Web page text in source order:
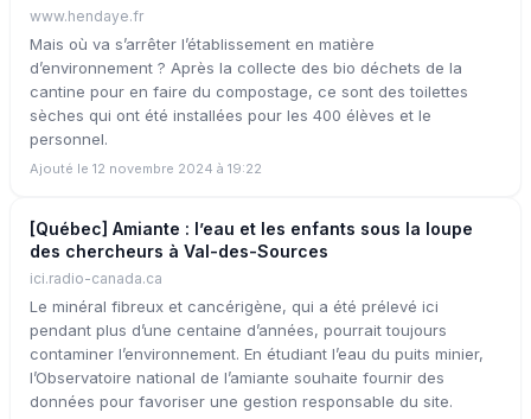
www.hendaye.fr
Mais où va s’arrêter l’établissement en matière
d’environnement ? Après la collecte des bio déchets de la
cantine pour en faire du compostage, ce sont des toilettes
sèches qui ont été installées pour les 400 élèves et le
personnel.
Ajouté le 12 novembre 2024 à 19:22
[Québec] Amiante : l’eau et les enfants sous la loupe
des chercheurs à Val-des-Sources
ici.radio-canada.ca
Le minéral fibreux et cancérigène, qui a été prélevé ici
pendant plus d’une centaine d’années, pourrait toujours
contaminer l’environnement. En étudiant l’eau du puits minier,
l’Observatoire national de l’amiante souhaite fournir des
données pour favoriser une gestion responsable du site.